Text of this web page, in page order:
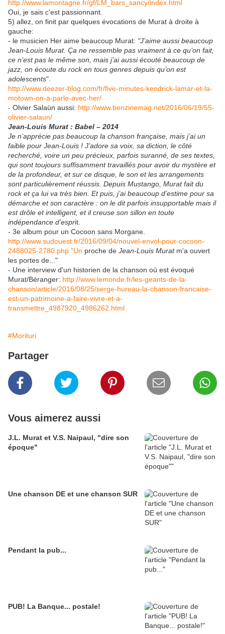
http://www.lamontagne.fr/gf/LM_bars_sancy/index.html
Oui, je sais c'est passionnant.
5) allez, on finit par quelques évocations de Murat à droite à
gauche:
- le musicien Her aime beaucoup Murat: "J’aime aussi beaucoup
Jean-Louis Murat. Ça ne ressemble pas vraiment à ce qu’on fait,
ce n’est pas le même son, mais j’ai aussi écouté beaucoup de
jazz, on écoute du rock en tous genres depuis qu’on est
adolescents".
http://www.deezer-blog.com/fr/five-minutes-kendrick-lamar-et-la-
motown-on-a-parle-avec-her/
- Olvier Salaün aussi: http://www.benzinemag.net/2016/06/19/55-
olivier-salaun/
Jean-Louis Murat : Babel – 2014
Je n’apprécie pas beaucoup la chanson française, mais j’ai un
faible pour Jean-Louis ! J’adore sa voix, sa diction, le côté
recherché, voire un peu précieux, parfois suranné, de ses textes,
qui sont toujours suffisamment travaillés pour avoir du mystère et
de la profondeur, et sur ce disque, le son et les arrangements
sont particulièrement réussis. Depuis Mustango, Murat fait du
rock et ça lui va très bien. Et puis, j’ai beaucoup d’estime pour sa
démarche et son caractère : on le dit parfois insupportable mais il
est drôle et intelligent, et il creuse son sillon en toute
indépendance d’esprit.
- 3e album pour un Cocoon sans Morgane.
http://www.sudouest.fr/2016/09/04/nouvel-envol-pour-cocoon-
2488025-2780.php "Un proche de Jean-Louis Muratm'a ouvert
les portes de..."
- Une interview d'un historien de la chanson où est évoqué
Murat/Béranger: http://www.lemonde.fr/les-geants-de-la-
chanson/article/2016/08/25/serge-hureau-la-chanson-francaise-
est-un-patrimoine-a-faire-vivre-et-a-
transmettre_4987920_4986262.html
#Morituri
Partager
Vous aimerez aussi
J.L. Murat et V.S. Naipaul, "dire son
époque"
Une chanson DE et une chanson SUR
Pendant la pub...
PUB! La Banque... postale!